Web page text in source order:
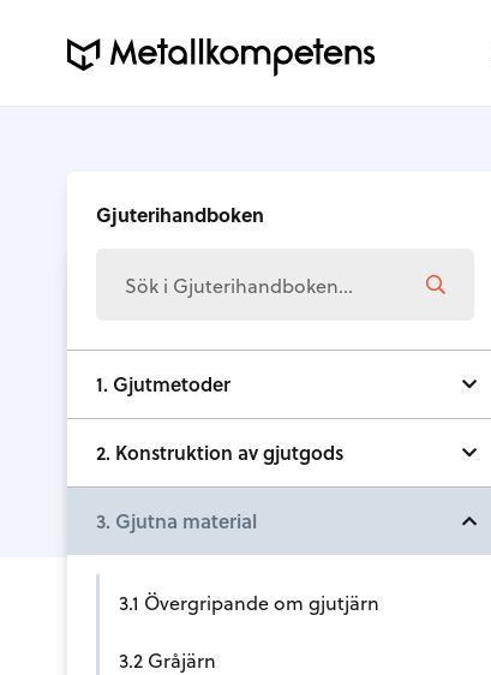
Gjuterihandboken
1. Gjutmetoder
2. Konstruktion av gjutgods
3. Gjutna material
3.1 Övergripande om gjutjärn
3.2 Gråjärn